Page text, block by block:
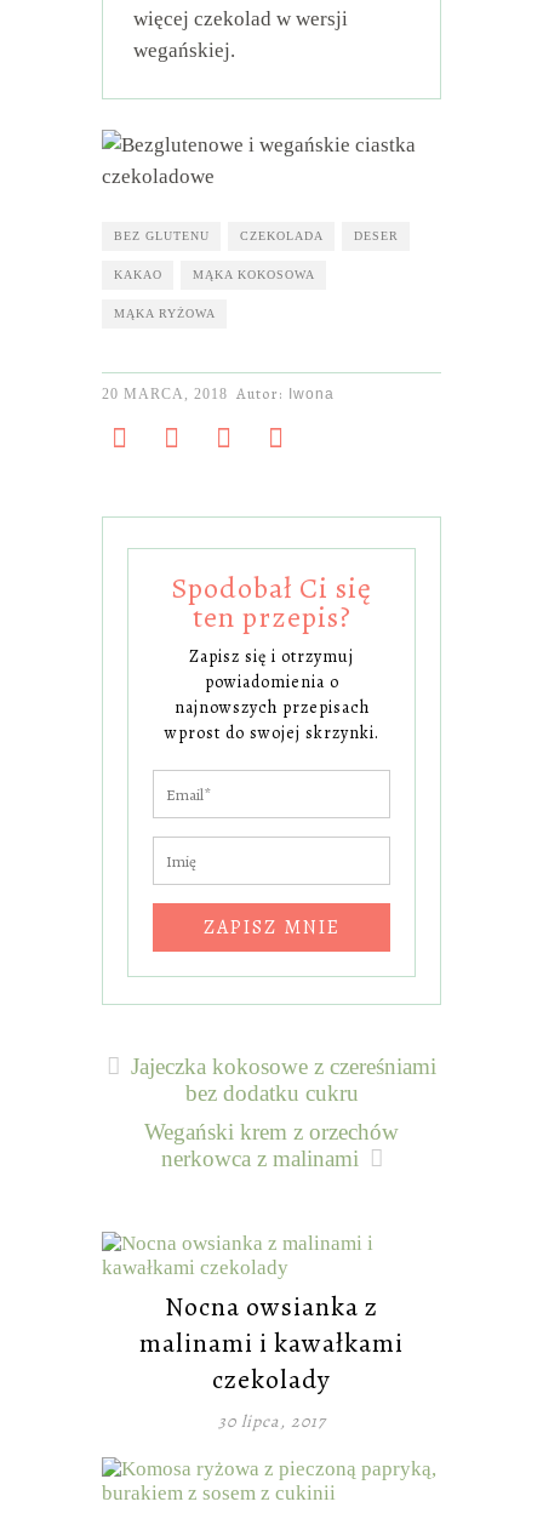
więcej czekolad w wersji
wegańskiej.
BEZ GLUTENU CZEKOLADA DESER
KAKAO MĄKA KOKOSOWA
MĄKA RYŻOWA
20 MARCA, 2018 Autor: Iwona
Spodobał Ci się
ten przepis?
Zapisz się i otrzymuj
powiadomienia o
najnowszych przepisach
wprost do swojej skrzynki.
ZAPISZ MNIE
Jajeczka kokosowe z czereśniami
bez dodatku cukru
Wegański krem z orzechów
nerkowca z malinami
Nocna owsianka z
malinami i kawałkami
czekolady
30 lipca, 2017